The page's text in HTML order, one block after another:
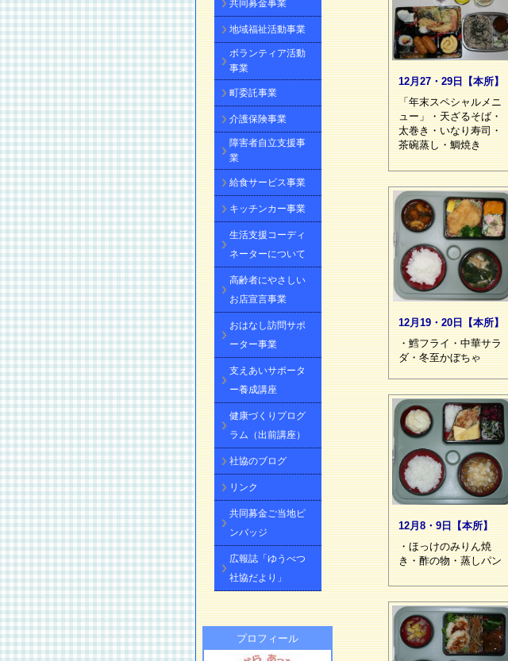
12月27・29日【本所】
「年末スペシャルメニ
ュー」・天ざるそば・
太巻き・いなり寿司・
茶碗蒸し・鯛焼き
12月19・20日【本所】
・鱈フライ・中華サラ
ダ・冬至かぼちゃ
12月8・9日【本所】
・ほっけのみりん焼
き・酢の物・蒸しパン
共同募金事業
地域福祉活動事業
ボランティア活動
事業
町委託事業
介護保険事業
障害者自立支援事
業
給食サービス事業
キッチンカー事業
生活支援コーディ
ネーターについて
高齢者にやさしい
お店宣言事業
おはなし訪問サポ
ーター事業
支えあいサポータ
ー養成講座
健康づくりプログ
ラム（出前講座）
社協のブログ
リンク
共同募金ご当地ピ
ンバッジ
広報誌「ゆうべつ
社協だより」
プロフィール